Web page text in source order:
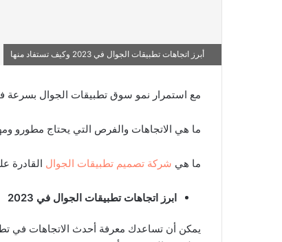
أبرز اتجاهات تطبيقات الجوال في 2023 وكيف تستفاد منها
مع استمرار نمو سوق تطبيقات الجوال بسرعة في 2023، ما الذي ينتظرنا في العام الحالي لتطوير تطبيقات
ما هي الاتجاهات والفرص التي يحتاج مطورو
ما هي شركة تصميم تطبيقات الجوال القادرة
ابرز اتجاهات تطبيقات الجوال في 2023
يمكن أن تساعدك معرفة أحدث الاتجاهات في